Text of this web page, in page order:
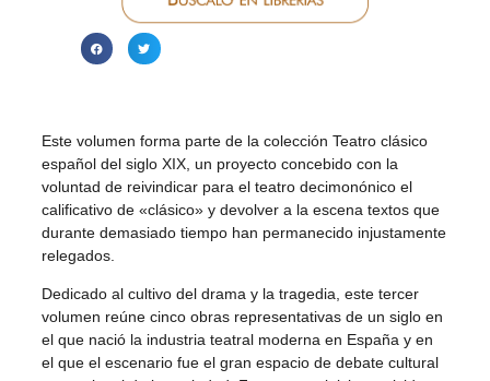
Este volumen forma parte de la colección Teatro clásico
español del siglo XIX, un proyecto concebido con la
voluntad de reivindicar para el teatro decimonónico el
calificativo de «clásico» y devolver a la escena textos que
durante demasiado tiempo han permanecido injustamente
relegados.
Dedicado al cultivo del drama y la tragedia, este tercer
volumen reúne cinco obras representativas de un siglo en
el que nació la industria teatral moderna en España y en
el que el escenario fue el gran espacio de debate cultural